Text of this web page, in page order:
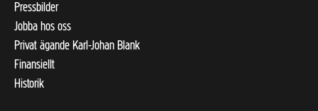
Pressbilder
Jobba hos oss
Privat ägande Karl-Johan Blank
Finansiellt
Historik